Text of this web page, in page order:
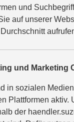
und
auf unserer
und Marketing
in sozialen
Plattformen aktiv.
der